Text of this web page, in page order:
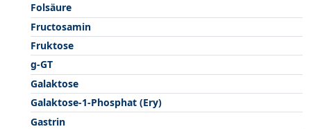
Folsäure
Fructosamin
Fruktose
g-GT
Galaktose
Galaktose-1-Phosphat (Ery)
Gastrin